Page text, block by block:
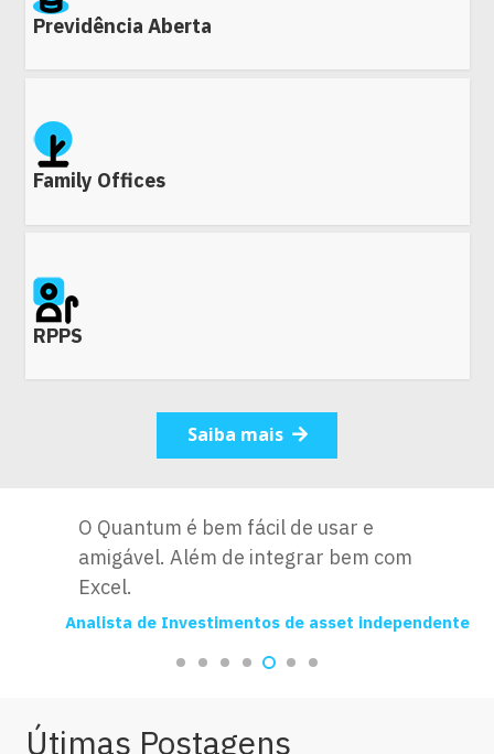
Previdência Aberta
Family Offices
RPPS
Saiba mais
O Quantum é bem fácil de usar e
amigável. Além de integrar bem com
Excel.
Analista de Investimentos de asset independente
Útimas Postagens